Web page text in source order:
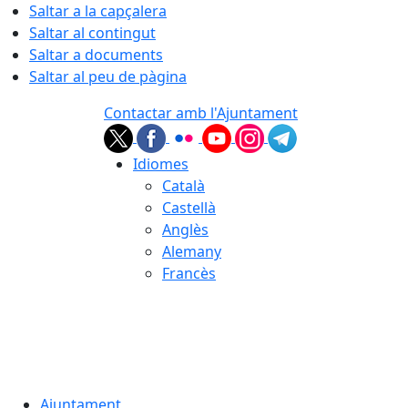
Saltar a la capçalera
Saltar al contingut
Saltar a documents
Saltar al peu de pàgina
Contactar amb l'Ajuntament
Idiomes
Català
Castellà
Anglès
Alemany
Francès